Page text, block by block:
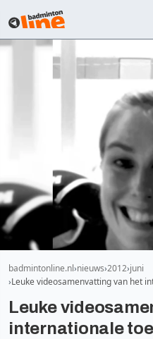
badmintonline.nl nieuws 2012 juni
Leuke videosamenvatting van het
Leuke
internationale